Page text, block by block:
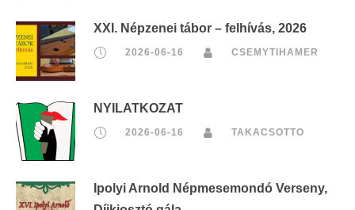
XXI. Népzenei tábor – felhívás, 2026
2026-06-16 CSEMYTIHAMER
NYILATKOZAT
2026-06-16 TAKACSOTTO
Ipolyi Arnold Népmesemondó Verseny,